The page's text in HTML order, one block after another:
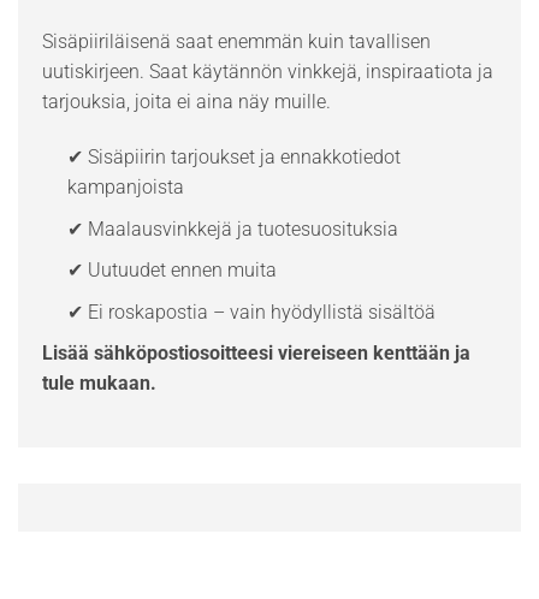
Sisäpiiriläisenä saat enemmän kuin tavallisen
uutiskirjeen. Saat käytännön vinkkejä, inspiraatiota ja
tarjouksia, joita ei aina näy muille.
✔ Sisäpiirin tarjoukset ja ennakkotiedot
kampanjoista
✔ Maalausvinkkejä ja tuotesuosituksia
✔ Uutuudet ennen muita
✔ Ei roskapostia – vain hyödyllistä sisältöä
Lisää sähköpostiosoitteesi viereiseen kenttään ja
tule mukaan.